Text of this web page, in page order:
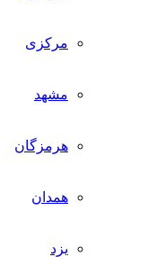
مرکزی
مشهد
هرمزگان
همدان
یزد